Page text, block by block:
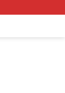
Harga 20